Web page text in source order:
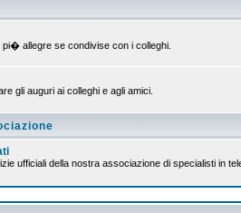
allegre se condivise con i colleghi.
gli auguri ai colleghi e agli amici.
ufficiali della nostra associazione di specialisti in